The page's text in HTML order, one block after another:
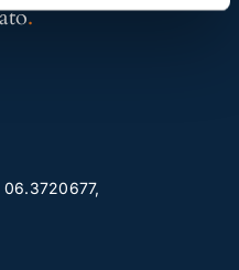
.
06.3720677,